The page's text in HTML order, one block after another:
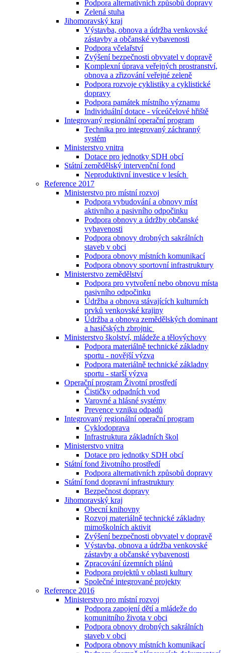
Podpora alternativních způsobů dopravy
Zelená stuha
Jihomoravský kraj
Výstavba, obnova a údržba venkovské
zástavby a občanské vybavenosti
Podpora včelařství
Zvýšení bezpečnosti obyvatel v dopravě
Komplexní úprava veřejných prostranství,
obnova a zřizování veřejné zeleně
Podpora rozvoje cyklistiky a cyklistické
dopravy
Podpora památek místního významu
Individuální dotace - víceúčelové hřiště
Integrovaný regionální operační program
Technika pro integrovaný záchranný
systém
Ministerstvo vnitra
Dotace pro jednotky SDH obcí
Státní zemědělský intervenční fond
Neproduktivní investice v lesích
Reference 2017
Ministerstvo pro místní rozvoj
Podpora vybudování a obnovy míst
aktivního a pasivního odpočinku
Podpora obnovy a údržby občanské
vybavenosti
Podpora obnovy drobných sakrálních
staveb v obci
Podpora obnovy místních komunikací
Podpora obnovy sportovní infrastruktury
Ministerstvo zemědělství
Podpora pro vytvoření nebo obnovu místa
pasivního odpočinku
Údržba a obnova stávajících kulturních
prvků venkovské krajiny
Údržba a obnova zemědělských dominant
a hasičských zbrojnic
Ministerstvo školství, mládeže a tělovýchovy
Podpora materiálně technické základny
sportu - novější výzva
Podpora materiálně technické základny
sportu - starší výzva
Operační program Životní prostředí
Čističky odpadních vod
Varovné a hlásné systémy
Prevence vzniku odpadů
Integrovaný regionální operační program
Cyklodoprava
Infrastruktura základních škol
Ministerstvo vnitra
Dotace pro jednotky SDH obcí
Státní fond životního prostředí
Podpora alternativních způsobů dopravy
Státní fond dopravní infrastruktury
Bezpečnost dopravy
Jihomoravský kraj
Obecní knihovny
Rozvoj materiálně technické základny
mimoškolních aktivit
Zvýšení bezpečnosti obyvatel v dopravě
Výstavba, obnova a údržba venkovské
zástavby a občanské vybavenosti
Zpracování územních plánů
Podpora projektů v oblasti kultury
Společné integrované projekty
Reference 2016
Ministerstvo pro místní rozvoj
Podpora zapojení dětí a mládeže do
komunitního života v obci
Podpora obnovy drobných sakrálních
staveb v obci
Podpora obnovy místních komunikací